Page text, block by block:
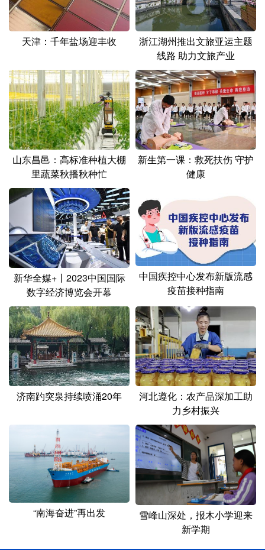
山东 河南 湖北 湖南
广东 广西 海南 重庆
四川 贵州 云南 西藏
陕西 甘肃 青海 宁夏
新疆 内蒙古 黑龙江
多语种频道
English Español عربى
Русский язык 日本語 한국어
Deutsch Português
天津：千年盐场迎丰收
浙江湖州推出文旅亚运主题
线路 助力文旅产业
山东昌邑：高标准种植大棚
里蔬菜秋播秋种忙
新生第一课：救死扶伤 守护
健康
新华全媒+丨2023中国国际
数字经济博览会开幕
中国疾控中心发布新版流感
疫苗接种指南
济南趵突泉持续喷涌20年
河北遵化：农产品深加工助
力乡村振兴
“南海奋进”再出发
雪峰山深处，报木小学迎来
新学期